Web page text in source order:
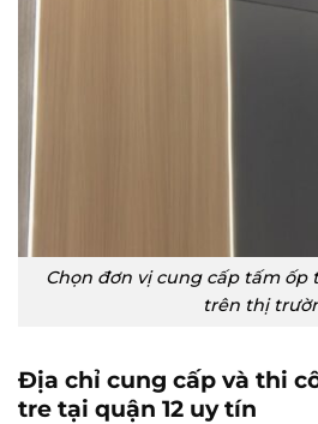
Chọn đơn vị cung cấp tấm ốp
trên thị
Địa chỉ cung cấp và thi
tre tại quận 12 uy tín